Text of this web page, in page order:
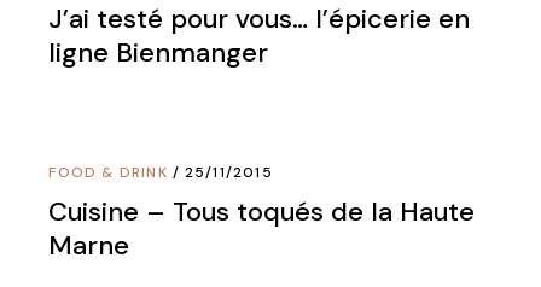
J’ai testé pour vous… l’épicerie en
ligne Bienmanger
FOOD & DRINK 25/11/2015
Cuisine – Tous toqués de la Haute
Marne